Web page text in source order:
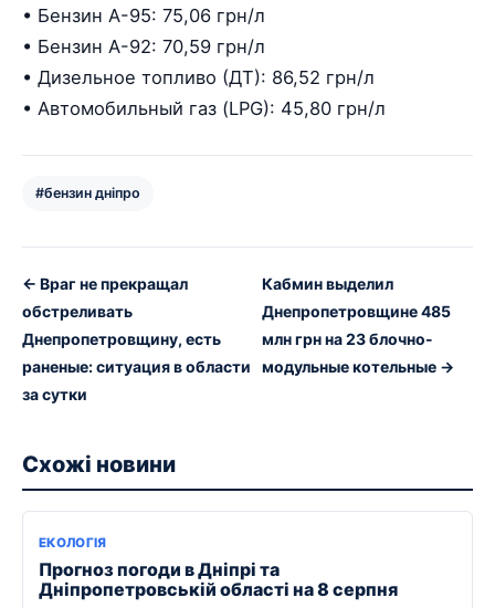
• Бензин А-95: 75,06 грн/л
• Бензин А-92: 70,59 грн/л
• Дизельное топливо (ДТ): 86,52 грн/л
• Автомобильный газ (LPG): 45,80 грн/л
#бензин дніпро
← Враг не прекращал
обстреливать
Днепропетровщину, есть
раненые: ситуация в области
за сутки
Кабмин выделил
Днепропетровщине 485
млн грн на 23 блочно-
модульные котельные →
Схожі новини
ЕКОЛОГІЯ
Прогноз погоди в Дніпрі та
Дніпропетровській області на 8 серпня